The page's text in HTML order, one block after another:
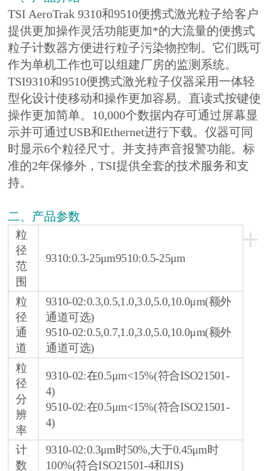
TSI AeroTrak 9310和9510便携式激光粒子给客户
提供更加操作灵活功能更加*的大流量的便携式
粒子计数器方便进行粒子污染物控制。它们既可
作为单机工作也可以组建厂房的监测系统。
TSI9310和9510便携式激光粒子仪器采用一体轻
型化设计使移动和操作更加容易。直读式按键使
操作更加简单。10,000个数据内存可通过屏幕显
示并可通过USB和Ethernet进行下载。仪器可同
时显示6个粒径尺寸。并支持声音报警功能。标
准的2年保修外，TSI提供全套的技术服务和支
持。
二、产品参数
+
粒
径
范
围
9310:0.3-25μm9510:0.5-25μm
粒
径
通
道
9310-02:0.3,0.5,1.0,3.0,5.0,10.0μm(额外
通道可选)
9510-02:0.5,0.7,1.0,3.0,5.0,10.0μm(额外
通道可选)
粒
径
分
辨
率
9310-02:在0.5μm<15%(符合ISO21501-
4)
9510-02:在0.5μm<15%(符合ISO21501-
4)
计
数
9310-02:0.3μm时50%,大于0.45μm时
100%(符合ISO21501-4和JIS)